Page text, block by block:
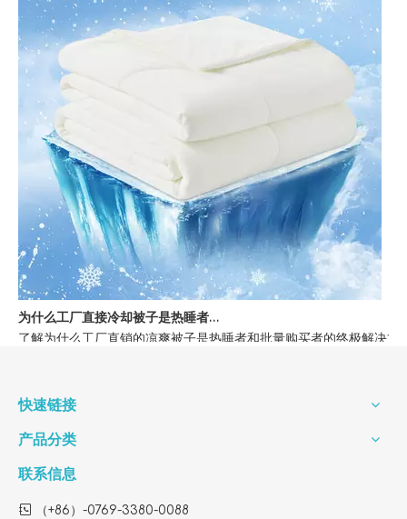
为什么工厂直接冷却被子是热睡者的最佳选择
了解为什么工厂直销的凉爽被子是热睡者和批量购买者的终极解决
快速链接
产品分类
联系信息
 （+86）-0769-3380-0088